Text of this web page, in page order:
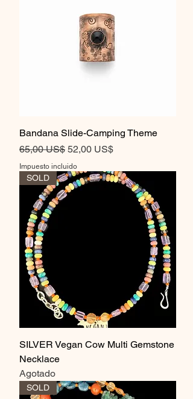
Bandana Slide-Camping Theme
Precio
65,00 US$ Precio de oferta
52,00 US$
Impuesto incluido
SOLD
SILVER Vegan Cow Multi Gemstone
Necklace
Agotado
SOLD